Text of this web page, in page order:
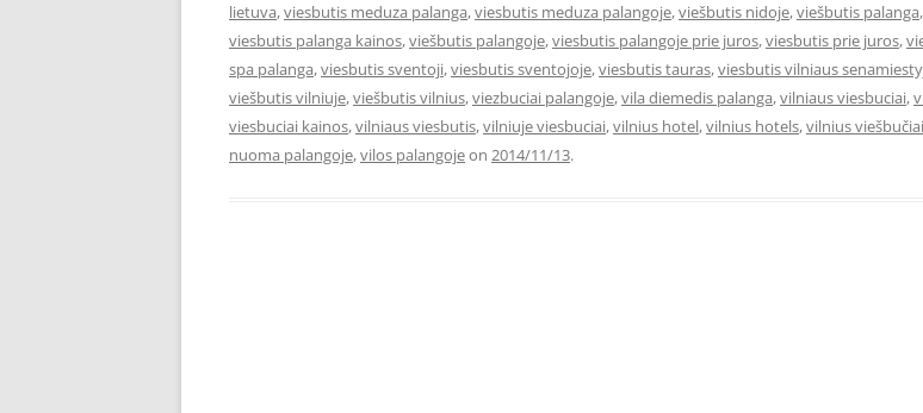
lietuva,viesbutis meduza palanga,viesbutis meduza palangoje,viešbutis nidoje,viešbutis palanga,
viesbutis palanga kainos,viešbutis palangoje,viesbutis palangoje prie juros,viesbutis prie juros,
spa palanga,viesbutis sventoji,viesbutis sventojoje,viesbutis tauras,viesbutis vilniaus
viešbutis vilniuje,viešbutis vilnius,viezbuciai palangoje,vila diemedis palanga,vilniaus viesbuciai,
viesbuciai kainos,vilniaus viesbutis,vilniuje viesbuciai,vilnius hotel,vilnius hotels,vilnius viešbučiai
nuoma palangoje,vilos palangojeon 2014/11/13.